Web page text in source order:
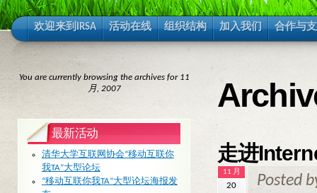
欢迎来到IRSA 活动在线 组织结构 加入我们 合作与
走进
11 月
20 Posted
You are currently browsing the archives for 11
月, 2007
最新活动
清华大学互联网协会“移动互联你
我TA”大型论坛
“移动互联你我TA”大型论坛海报发